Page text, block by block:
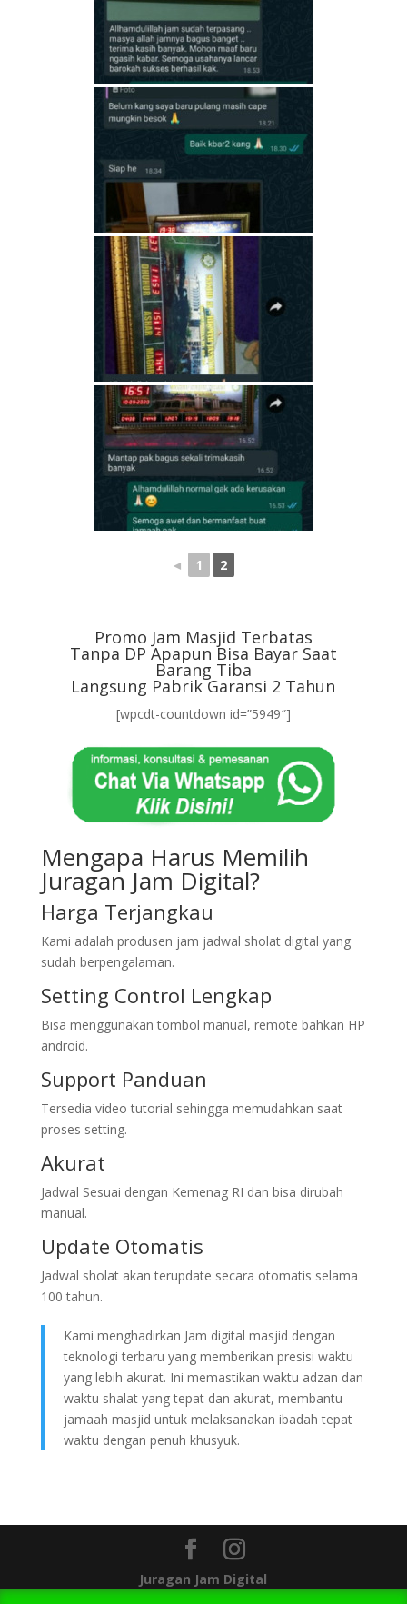
◄ 1 2
Promo Jam Masjid Terbatas
Tanpa DP Apapun Bisa Bayar Saat
Barang Tiba
Langsung Pabrik Garansi 2 Tahun
[wpcdt-countdown id=”5949″]
Mengapa Harus Memilih
Juragan Jam Digital?
Harga Terjangkau
Kami adalah produsen jam jadwal sholat digital yang
sudah berpengalaman.
Setting Control Lengkap
Bisa menggunakan tombol manual, remote bahkan HP
android.
Support Panduan
Tersedia video tutorial sehingga memudahkan saat
proses setting.
Akurat
Jadwal Sesuai dengan Kemenag RI dan bisa dirubah
manual.
Update Otomatis
Jadwal sholat akan terupdate secara otomatis selama
100 tahun.
Kami menghadirkan Jam digital masjid dengan
teknologi terbaru yang memberikan presisi waktu
yang lebih akurat. Ini memastikan waktu adzan dan
waktu shalat yang tepat dan akurat, membantu
jamaah masjid untuk melaksanakan ibadah tepat
waktu dengan penuh khusyuk.
Juragan Jam Digital